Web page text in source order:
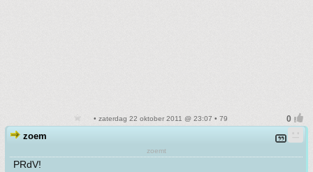
• zaterdag 22 oktober 2011 @ 23:07 • 79
zoem
zoemt
PRdV!